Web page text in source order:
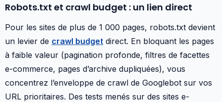
Robots.txt et crawl budget : un lien direct
Pour les sites de plus de 1 000 pages, robots.txt devient
un levier de crawl budget direct. En bloquant les pages
à faible valeur (pagination profonde, filtres de facettes
e-commerce, pages d’archive dupliquées), vous
concentrez l’enveloppe de crawl de Googlebot sur vos
URL prioritaires. Des tests menés sur des sites e-